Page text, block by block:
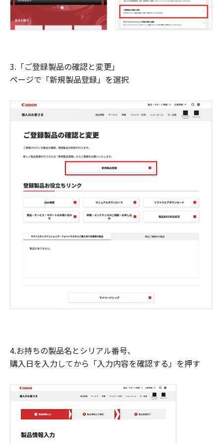
3.「ご登録製品の確認と変更」
ページで「新規製品登録」を選択
4.お持ちの製品名とシリアル番号、
購入日を入力してから「入力内容を確認する」を押す